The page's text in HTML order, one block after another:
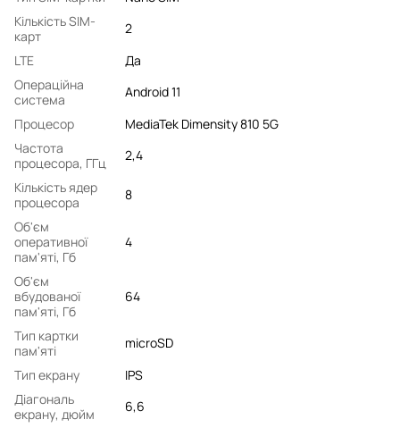
Кількість SIM-
карт
2
LTE
Да
Операційна
система
Android 11
Процесор
MediaTek Dimensity 810 5G
Частота
процесора, ГГц
2,4
Кількість ядер
процесора
8
Об'єм
оперативної
пам'яті, Гб
4
Об'єм
вбудованої
пам'яті, Гб
64
Тип картки
пам'яті
microSD
Тип екрану
IPS
Діагональ
екрану, дюйм
6,6